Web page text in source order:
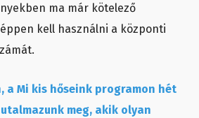
ma már kötelező
kell használni a központi
a Mi kis hőseink programon hét
meg, akik olyan